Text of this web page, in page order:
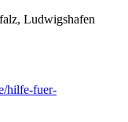
Ludwigshafen
hilfe-fuer-